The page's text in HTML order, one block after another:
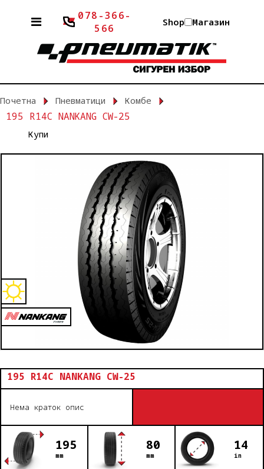
078-366-
566
Shop Магазин
Почетна Пневматици Комбе
195 R14C NANKANG CW-25
Купи
195 R14C NANKANG CW-25
Нема краток опис
195
mm
80
mm
14
in